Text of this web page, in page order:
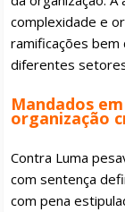
complexidade e
ramificações
diferentes
Mandados
organização
Contra Luma
com sentença
com pena